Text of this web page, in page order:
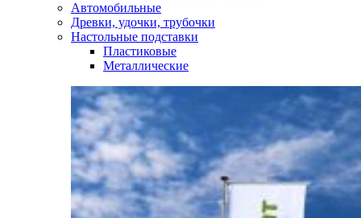
Автомобильные
Древки, удочки, трубочки
Настольные подставки
Пластиковые
Металлические